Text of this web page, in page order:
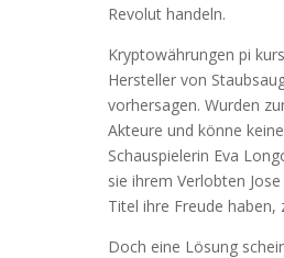
Revolut handeln.
Kryptowährungen pi
Hersteller von
vorhersagen. Wurden
Akteure und könne
Schauspielerin Eva
sie ihrem Verlobten
Titel ihre Freude
Doch eine Lösung